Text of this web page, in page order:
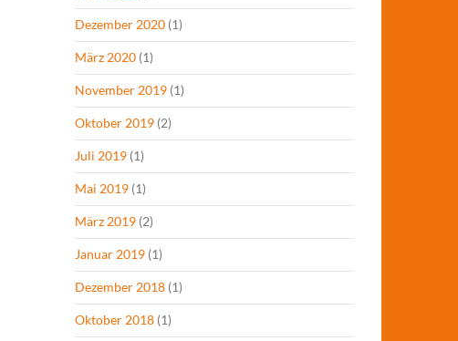
Dezember 2020 (1)
März 2020 (1)
November 2019 (1)
Oktober 2019 (2)
Juli 2019 (1)
Mai 2019 (1)
März 2019 (2)
Januar 2019 (1)
Dezember 2018 (1)
Oktober 2018 (1)